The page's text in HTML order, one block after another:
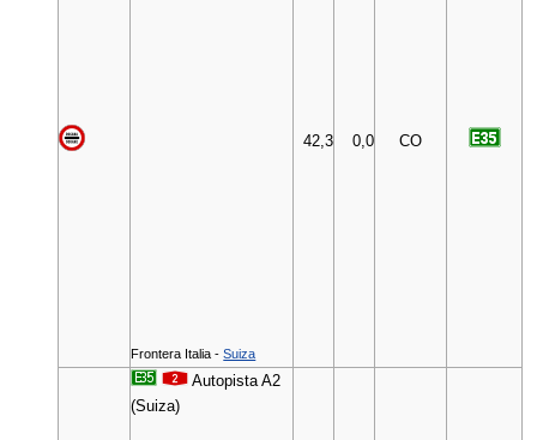
Frontera Italia -Suiza
42,3 0,0 CO
Autopista A2
(Suiza)